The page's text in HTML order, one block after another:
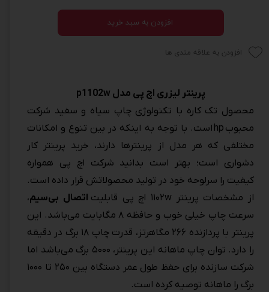
افزودن به سبد خرید
افزودن به علاقه مندی ها
پرینتر لیزری اچ پی مدل p1102w
محصول تک کاره با تکنولوژی چاپ سیاه و سفید شرکت
محبوب hp است. با توجه به اینکه در بین تنوع و امکانات
مختلفی که هر مدل از پرینترها دارند، خرید پرینتر کار
دشواری است؛ بهتر است بدانید شرکت اچ پی همواره
کیفیت را سرلوحه خود در تولید محصولاتش قرار داده است.
از مشخصات پرینتر ۱۱۰۲w اچ پی قابلیت
اتصال بی‌سیم،
سرعت چاپ خیلی خوب و حافظه ۸ مگابایت می‌باشد. این
پرینتر با پردازنده ۲۶۶ مگاهرتز، قدرت چاپ ۱۸ برگ در دقیقه
را دارد. توان چاپ ماهانه این پرینتر، ۵۰۰۰ برگ می‌باشد اما
شرکت سازنده برای حفظ طول عمر دستگاه بین ۲۵۰ تا ۱۰۰۰
برگ را ماهانه توصیه کرده است.